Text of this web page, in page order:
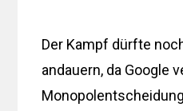
Der Kampf dürfte
andauern, da Google